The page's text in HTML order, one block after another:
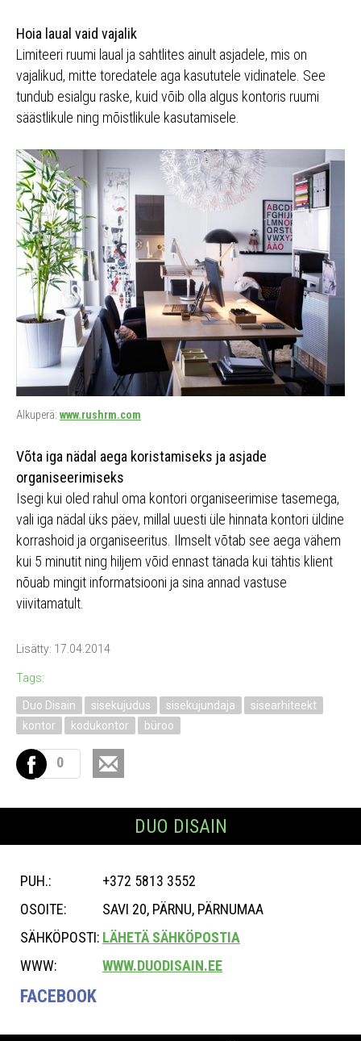
Hoia laual vaid vajalik
Limiteeri ruumi laual ja sahtlites ainult asjadele, mis on
vajalikud, mitte toredatele aga kasututele vidinatele. See
tundub esialgu raske, kuid võib olla algus kontoris ruumi
säästlikule ning mõistlikule kasutamisele.
Alkuperä: www.rushrm.com
Võta iga nädal aega koristamiseks ja asjade
organiseerimiseks
Isegi kui oled rahul oma kontori organiseerimise tasemega,
vali iga nädal üks päev, millal uuesti üle hinnata kontori üldine
korrashoid ja organiseeritus. Ilmselt võtab see aega vähem
kui 5 minutit ning hiljem võid ennast tänada kui tähtis klient
nõuab mingit informatsiooni ja sina annad vastuse
viivitamatult.
Lisätty: 17.04.2014
Tags:
Duo Disain sisekujudus sisekujundaja
sisearhiteekt
kontor
kodukontor büroo
0
DUO DISAIN
PUH.:
+372 5813 3552
OSOITE:
SAVI 20, PÄRNU, PÄRNUMAA
SÄHKÖPOSTI: LÄHETÄ SÄHKÖPOSTIA
WWW:
WWW.DUODISAIN.EE
FACEBOOK